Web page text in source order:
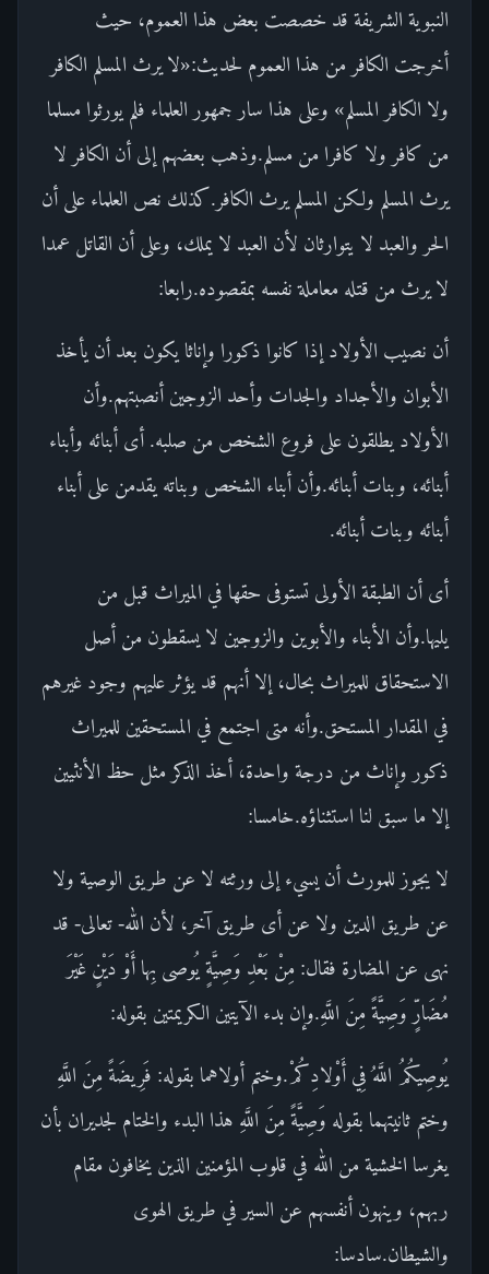
النبوية الشريفة قد خصصت بعض هذا العموم، حيث
أخرجت الكافر من هذا العموم لحديث:«لا يرث المسلم الكافر
ولا الكافر المسلم» وعلى هذا سار جمهور العلماء فلم يورثوا مسلما
من كافر ولا كافرا من مسلم.وذهب بعضهم إلى أن الكافر لا
يرث المسلم ولكن المسلم يرث الكافر.كذلك نص العلماء على أن
الحر والعبد لا يتوارثان لأن العبد لا يملك، وعلى أن القاتل عمدا
لا يرث من قتله معاملة نفسه بمقصوده.رابعا:
أن نصيب الأولاد إذا كانوا ذكورا وإناثا يكون بعد أن يأخذ
الأبوان والأجداد والجدات وأحد الزوجين أنصبتهم.وأن
الأولاد يطلقون على فروع الشخص من صلبه. أى أبنائه وأبناء
أبنائه، وبنات أبنائه.وأن أبناء الشخص وبناته يقدمن على أبناء
أبنائه وبنات أبنائه.
أى أن الطبقة الأولى تستوفى حقها في الميراث قبل من
يليها.وأن الأبناء والأبوين والزوجين لا يسقطون من أصل
الاستحقاق للميراث بحال، إلا أنهم قد يؤثر عليهم وجود غيرهم
في المقدار المستحق.وأنه متى اجتمع في المستحقين للميراث
ذكور وإناث من درجة واحدة، أخذ الذكر مثل حظ الأنثيين
إلا ما سبق لنا استثناؤه.خامسا:
لا يجوز للمورث أن يسيء إلى ورثته لا عن طريق الوصية ولا
عن طريق الدين ولا عن أى طريق آخر، لأن الله- تعالى- قد
نهى عن المضارة فقال: مِنْ بَعْدِ وَصِيَّةٍ يُوصى بِها أَوْ دَيْنٍ غَيْرَ
مُضَارٍّ وَصِيَّةً مِنَ اللَّهِ.وإن بدء الآيتين الكريمتين بقوله:
يُوصِيكُمُ اللَّهُ فِي أَوْلادِكُمْ.وختم أولاهما بقوله: فَرِيضَةً مِنَ اللَّهِ
وختم ثانيتهما بقوله وَصِيَّةً مِنَ اللَّهِ هذا البدء والختام لجديران بأن
يغرسا الخشية من الله في قلوب المؤمنين الذين يخافون مقام
ربهم، وينهون أنفسهم عن السير في طريق الهوى
والشيطان.سادسا: